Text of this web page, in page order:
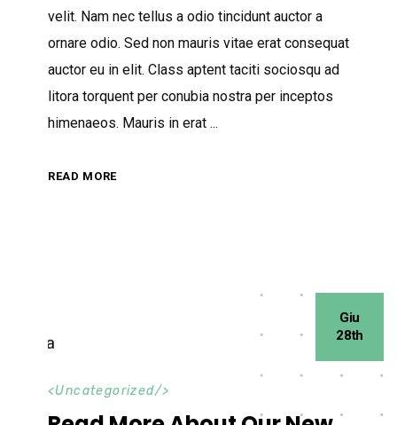
velit. Nam nec tellus a odio tincidunt auctor a
ornare odio. Sed non mauris vitae erat consequat
auctor eu in elit. Class aptent taciti sociosqu ad
litora torquent per conubia nostra per inceptos
himenaeos. Mauris in erat
READ MORE
Giu
28th
<Uncategorized/>